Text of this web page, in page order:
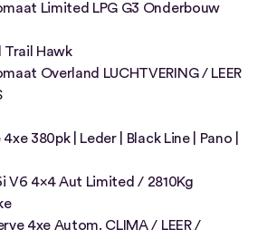
Limited LPG G3 Onderbouw
Trail Hawk
Overland LUCHTVERING / LEER
380pk | Leder | Black Line | Pano |
V6 4×4 Aut Limited / 2810Kg
4xe Autom. CLIMA / LEER /